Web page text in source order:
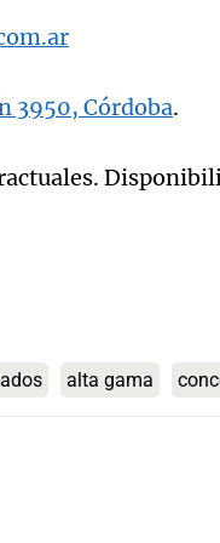
3950, Córdoba.
alta gama